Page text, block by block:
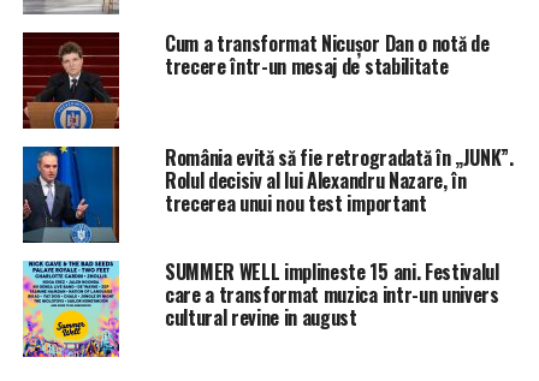
Cum a transformat Nicușor Dan o notă de
trecere într-un mesaj de stabilitate
România evită să fie retrogradată în „JUNK”.
Rolul decisiv al lui Alexandru Nazare, în
trecerea unui nou test important
SUMMER WELL implineste 15 ani. Festivalul
care a transformat muzica intr-un univers
cultural revine in august